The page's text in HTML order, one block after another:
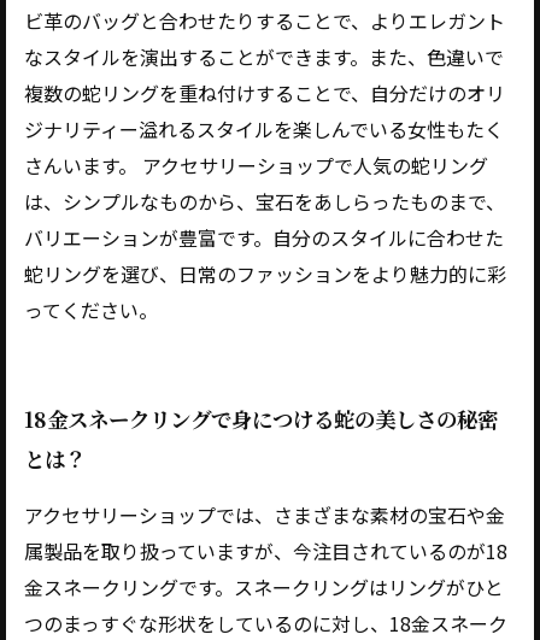
ビ革のバッグと合わせたりすることで、よりエレガント
なスタイルを演出することができます。また、色違いで
複数の蛇リングを重ね付けすることで、自分だけのオリ
ジナリティー溢れるスタイルを楽しんでいる女性もたく
さんいます。 アクセサリーショップで人気の蛇リング
は、シンプルなものから、宝石をあしらったものまで、
バリエーションが豊富です。自分のスタイルに合わせた
蛇リングを選び、日常のファッションをより魅力的に彩
ってください。
18金スネークリングで身につける蛇の美しさの秘密
とは？
アクセサリーショップでは、さまざまな素材の宝石や金
属製品を取り扱っていますが、今注目されているのが18
金スネークリングです。スネークリングはリングがひと
つのまっすぐな形状をしているのに対し、18金スネーク